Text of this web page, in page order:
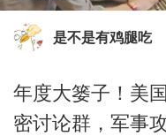
是不是有鸡腿吃
年度大篓子！美
密讨论群，军事